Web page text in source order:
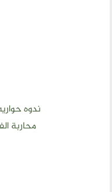
ندوه
محاربة